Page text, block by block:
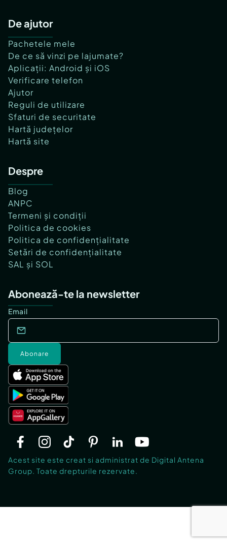
De ajutor
Pachetele mele
De ce să vinzi pe lajumate?
Aplicații: Android și iOS
Verificare telefon
Ajutor
Reguli de utilizare
Sfaturi de securitate
Hartă județelor
Hartă site
Despre
Blog
ANPC
Termeni și condiții
Politica de cookies
Politica de confidențialitate
Setări de confidențialitate
SAL și SOL
Abonează-te la newsletter
Email
Abonare
Acest site este creat si administrat de Digital Antena
Group. Toate drepturile rezervate.